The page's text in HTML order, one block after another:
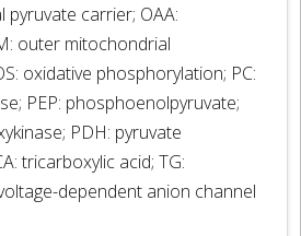
pyruvate carrier; OAA:
outer mitochondrial
oxidative phosphorylation; PC:
PEP: phosphoenolpyruvate;
PDH: pyruvate
tricarboxylic acid; TG:
dependent anion channel